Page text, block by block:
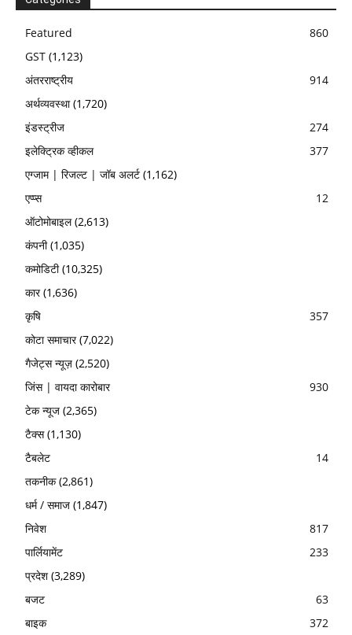
Featured
860
GST (1,123)
अंतरराष्ट्रीय
914
अर्थव्यवस्था(1,720)
इंडस्ट्रीज
274
इलेक्ट्रिक व्हीकल
377
एग्जाम | रिजल्ट | जॉब अलर्ट (1,162)
एप्प्स
12
ऑटोमोबाइल(2,613)
कंपनी(1,035)
कमोडिटी(10,325)
कार(1,636)
कृषि
357
कोटा समाचार(7,022)
गैजेट्स न्यूज़ (2,520)
जिंस | वायदा कारोबार
930
टेक न्यूज (2,365)
टैक्स(1,130)
टैबलेट
14
तकनीक(2,861)
धर्म / समाज (1,847)
निवेश
817
पार्लियामेंट
233
प्रदेश(3,289)
बजट
63
बाइक
372